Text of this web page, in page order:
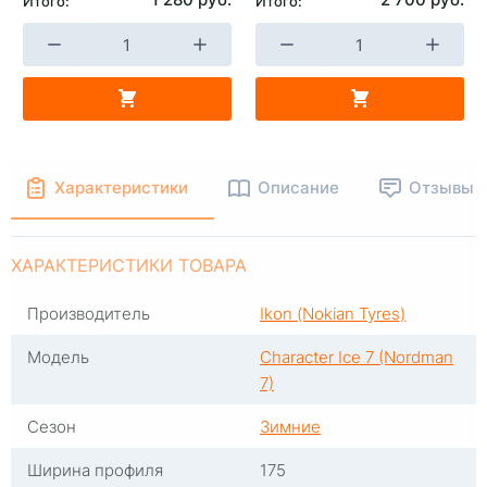
-
Характеристики Описание Отзывы
ХАРАКТЕРИСТИКИ ТОВАРА
Производитель
Ikon (Nokian Tyres)
Модель
Character Ice 7 (Nordman
7)
Сезон
Зимние
Ширина профиля
175